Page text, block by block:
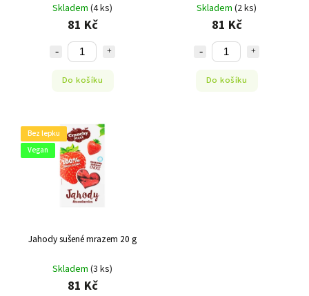
Skladem (4 ks)
81 Kč
Do košíku
Skladem (2 ks)
81 Kč
Do košíku
Bez lepku
Vegan
Jahody sušené mrazem 20 g
Skladem (3 ks)
81 Kč